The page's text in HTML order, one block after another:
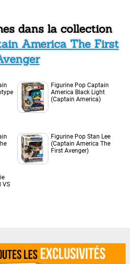
dans la collection
America The First
Figurine Pop Captain
America Black Light
(Captain America)
Figurine Pop Stan Lee
(Captain America The
First Avenger)
VS